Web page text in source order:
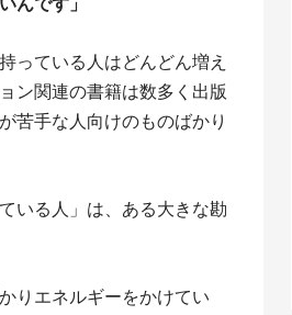
っている人はどんどん増え
ン関連の書籍は数多く出版
苦手な人向けのものばかり
いる人」は、ある大きな勘
りエネルギーをかけてい